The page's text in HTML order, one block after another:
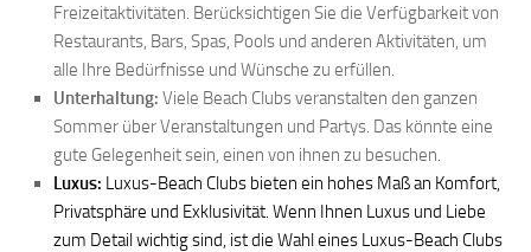
Freizeitaktivitäten. Berücksichtigen Sie die Verfügbarkeit von
Restaurants, Bars, Spas, Pools und anderen Aktivitäten, um
alle Ihre Bedürfnisse und Wünsche zu erfüllen.
Unterhaltung: Viele Beach Clubs veranstalten den ganzen
Sommer über Veranstaltungen und Partys. Das könnte eine
gute Gelegenheit sein, einen von ihnen zu besuchen.
Luxus: Luxus-Beach Clubs bieten ein hohes Maß an Komfort,
Privatsphäre und Exklusivität. Wenn Ihnen Luxus und Liebe
zum Detail wichtig sind, ist die Wahl eines Luxus-Beach Clubs